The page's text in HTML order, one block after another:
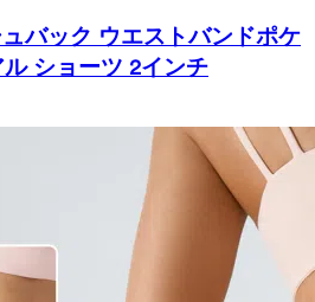
バック ウエストバンドポケ
ショーツ 2インチ